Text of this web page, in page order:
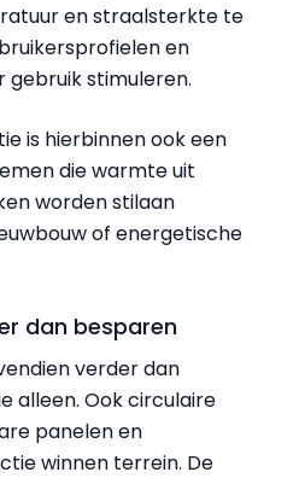
en straalsterkte te
en
gebruik stimuleren.
is hierbinnen ook een
die warmte uit
worden stilaan
of energetische
dan besparen
verder dan
alleen. Ook circulaire
panelen en
winnen terrein. De